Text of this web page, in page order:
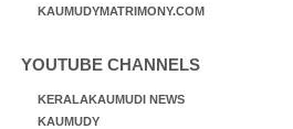
KAUMUDYMATRIMONY.COM
YOUTUBE CHANNELS
KERALAKAUMUDI NEWS
KAUMUDY